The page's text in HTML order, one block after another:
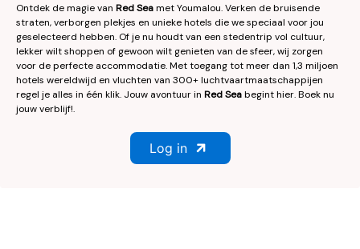
Ontdek de magie van Red Seamet Youmalou. Verken de bruisende
straten, verborgen plekjes en unieke hotels die we speciaal voor jou
geselecteerd hebben. Of je nu houdt van een stedentrip vol cultuur,
lekker wilt shoppen of gewoon wilt genieten van de sfeer, wij zorgen
voor de perfecte accommodatie. Met toegang tot meer dan 1,3 miljoen
hotels wereldwijd en vluchten van 300+ luchtvaartmaatschappijen
regel je alles in één klik. Jouw avontuur in Red Seabegint hier. Boek nu
jouw verblijf!.
Log in